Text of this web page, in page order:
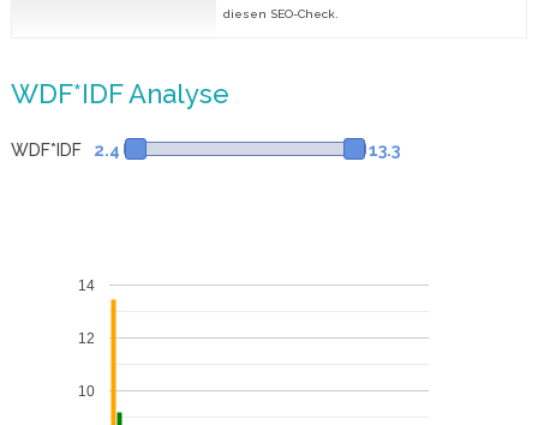
diesen SEO-Check.
WDF*IDF Analyse
WDF*IDF 2.4 13.3
10
12
14